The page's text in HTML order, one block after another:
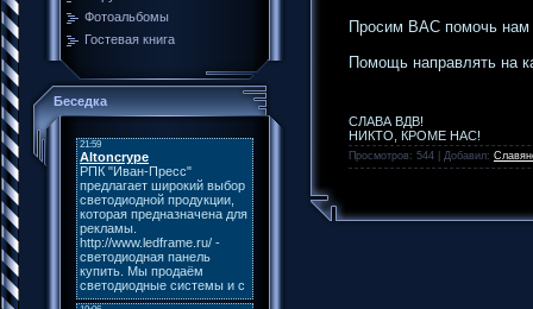
Фотоальбомы
Гостевая книга
Беседка
Просим ВАС помочь
Помощь направлять на
СЛАВА ВДВ!
НИКТО, КРОМЕ НАС!
Просмотров: 544 | Добавил: